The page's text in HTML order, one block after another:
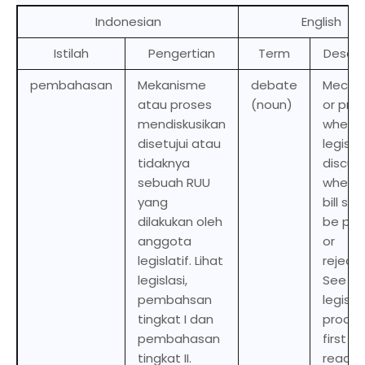
Indonesian
English
Istilah
Pengertian Term
pembahasan
Mekanisme
atau proses
mendiskusikan
disetujui atau
tidaknya
sebuah RUU
yang
dilakukan oleh
anggota
legislatif. Lihat
legislasi,
pembahsan
tingkat I dan
pembahasan
tingkat II.
debate
(noun)
or
bill
be
or
See
first